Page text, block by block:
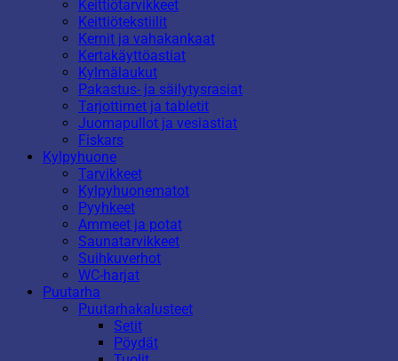
Keittiötarvikkeet
Keittiötekstiilit
Kernit ja vahakankaat
Kertakäyttöastiat
Kylmälaukut
Pakastus- ja säilytysrasiat
Tarjottimet ja tabletit
Juomapullot ja vesiastiat
Fiskars
Kylpyhuone
Tarvikkeet
Kylpyhuonematot
Pyyhkeet
Ammeet ja potat
Saunatarvikkeet
Suihkuverhot
WC-harjat
Puutarha
Puutarhakalusteet
Setit
Pöydät